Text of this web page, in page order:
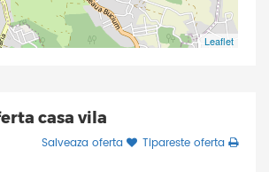
Leaflet
casa vila
Salveaza oferta Tipareste oferta